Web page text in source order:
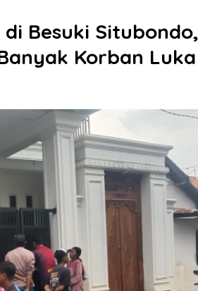
Besuki Situbondo,
Korban Luka